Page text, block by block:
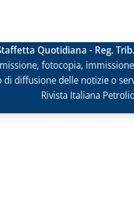
Quotidiana - Reg.
fotocopia,
diffusione delle notizie o
Rivista Italiana